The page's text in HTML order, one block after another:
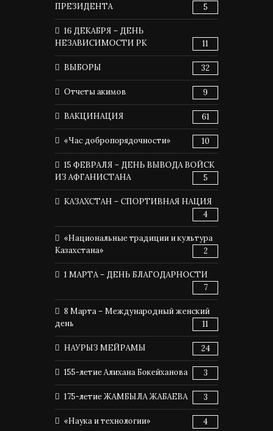
ПРЕЗИДЕНТА
5
16 ДЕКАБРЯ – ДЕНЬ
НЕЗАВИСИМОСТИ РК
11
ВЫБОРЫ 32
Отчеты акимов 9
ВАКЦИНАЦИЯ 61
«Час добропорядочности» 10
15 ФЕВРАЛЯ – ДЕНЬ ВЫВОДА ВОЙСК
ИЗ АФГАНИСТАНА
5
КАЗАХСТАН – СПОРТИВНАЯ НАЦИЯ
4
«Национальные традиции и культура
Казахстана»
2
1 МАРТА – ДЕНЬ БЛАГОДАРНОСТИ
7
8 Марта – Международный женский
день
11
НАУРЫЗ МЕЙРАМЫ 24
155-летие Алихана Бокейханова 3
175-летие ЖАМБЫЛА ЖАБАЕВА 3
«Наука и технологии» 4